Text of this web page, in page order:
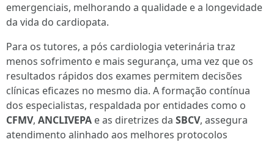
emergenciais, melhorando a qualidade e a longevidade
da vida do cardiopata.
Para os tutores, a pós cardiologia veterinária traz
menos sofrimento e mais segurança, uma vez que os
resultados rápidos dos exames permitem decisões
clínicas eficazes no mesmo dia. A formação contínua
dos especialistas, respaldada por entidades como o
CFMV, ANCLIVEPA e as diretrizes da SBCV, assegura
atendimento alinhado aos melhores protocolos